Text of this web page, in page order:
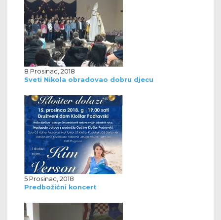
8 Prosinac, 2018
Sveti Nikola obradovao dobru djecu
5 Prosinac, 2018
Predbožićni koncert